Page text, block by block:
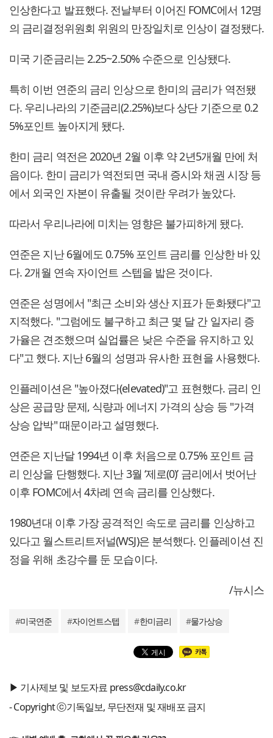
인상한다고 발표했다. 전날부터 이어진 FOMC에서 12명
의 금리결정위원회 위원의 만장일치로 인상이 결정됐다.
미국 기준금리는 2.25~2.50% 수준으로 인상됐다.
특히 이번 연준의 금리 인상으로 한미의 금리가 역전됐
다. 우리나라의 기준금리(2.25%)보다 상단 기준으로 0.2
5%포인트 높아지게 됐다.
한미 금리 역전은 2020년 2월 이후 약 2년5개월 만에 처
음이다. 한미 금리가 역전되면 국내 증시와 채권 시장 등
에서 외국인 자본이 유출될 것이란 우려가 높았다.
따라서 우리나라에 미치는 영향은 불가피하게 됐다.
연준은 지난 6월에도 0.75% 포인트 금리를 인상한 바 있
다. 2개월 연속 자이언트 스텝을 밟은 것이다.
연준은 성명에서 "최근 소비와 생산 지표가 둔화됐다"고
지적했다. "그럼에도 불구하고 최근 몇 달 간 일자리 증
가율은 견조했으며 실업률은 낮은 수준을 유지하고 있
다"고 했다. 지난 6월의 성명과 유사한 표현을 사용했다.
인플레이션은 "높아졌다(elevated)"고 표현했다. 금리 인
상은 공급망 문제, 식량과 에너지 가격의 상승 등 "가격
상승 압박" 때문이라고 설명했다.
연준은 지난달 1994년 이후 처음으로 0.75% 포인트 금
리 인상을 단행했다. 지난 3월 ‘제로(0)’ 금리에서 벗어난
이후 FOMC에서 4차례 연속 금리를 인상했다.
1980년대 이후 가장 공격적인 속도로 금리를 인상하고
있다고 월스트리트저널(WSJ)은 분석했다. 인플레이션 진
정을 위해 초강수를 둔 모습이다.
/뉴시스
#미국연준 #자이언트스텝 #한미금리 #물가상승
▶ 기사제보 및 보도자료 press@cdaily.co.kr
- Copyright ⓒ기독일보, 무단전재 및 재배포 금지